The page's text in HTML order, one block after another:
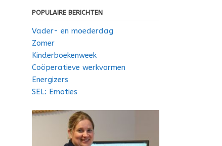
POPULAIRE BERICHTEN
Vader- en moederdag
Zomer
Kinderboekenweek
Coöperatieve werkvormen
Energizers
SEL: Emoties